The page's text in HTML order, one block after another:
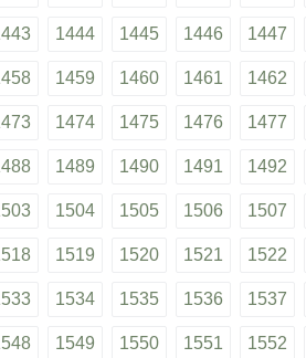
1444 1445 1446 1447
1459 1460 1461 1462
1474 1475 1476 1477
1489 1490 1491 1492
1504 1505 1506 1507
1519 1520 1521 1522
1534 1535 1536 1537
1549 1550 1551 1552